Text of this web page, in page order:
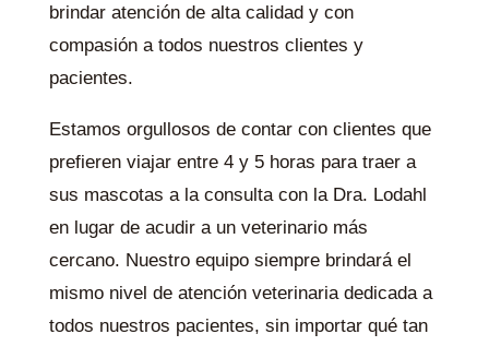
brindar atención de alta calidad y con
compasión a todos nuestros clientes y
pacientes.
Estamos orgullosos de contar con clientes que
prefieren viajar entre 4 y 5 horas para traer a
sus mascotas a la consulta con la Dra. Lodahl
en lugar de acudir a un veterinario más
cercano. Nuestro equipo siempre brindará el
mismo nivel de atención veterinaria dedicada a
todos nuestros pacientes, sin importar qué tan